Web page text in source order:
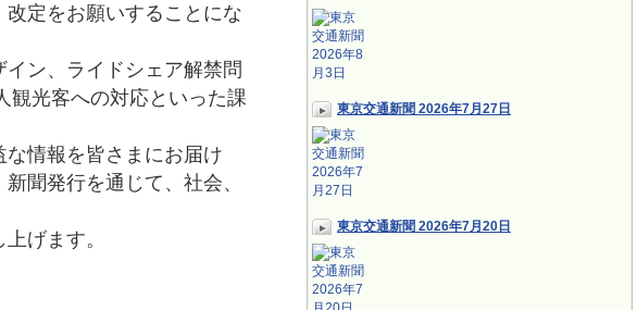
東京交通新聞 2026年7月27日
東京交通新聞 2026年7月20日
定をお願いすることにな
ン、ライドシェア解禁問
観光客への対応といった課
情報を皆さまにお届け
聞発行を通じて、社会、
げます。